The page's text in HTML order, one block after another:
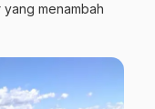
menambah